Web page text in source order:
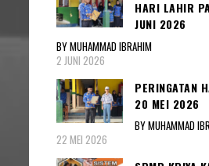
HARI LAHIR
JUNI 2026
BY MUHAMMAD IBRAHIM
2 JUNI 2026
PERINGATAN
20 MEI 2026
BY MUHAMMAD
22 MEI 2026